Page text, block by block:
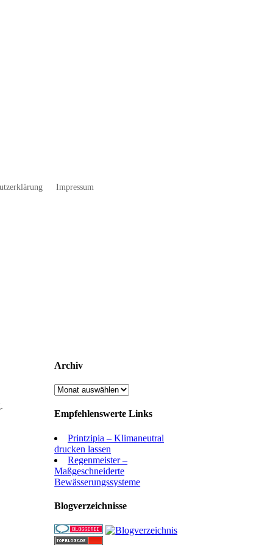
Impressum
Archiv
Archiv
Empfehlenswerte Links
Printzipia – Klimaneutral
drucken lassen
Regenmeister –
Maßgeschneiderte
Bewässerungssysteme
Blogverzeichnisse